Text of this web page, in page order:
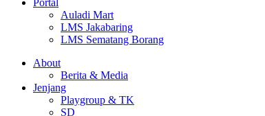
Auladi Mart
LMS Jakabaring
LMS Sematang Borang
About
Berita & Media
Jenjang
Playgroup & TK
SD